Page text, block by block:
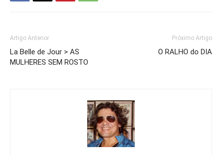
Artigo Anterior
La Belle de Jour > AS
MULHERES SEM ROSTO
Próximo Artigo
O RALHO do DIA